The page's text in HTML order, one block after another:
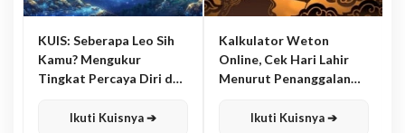
KUIS: Seberapa Leo Sih
Kamu? Mengukur
Tingkat Percaya Diri dan
Ikuti Kuisnya ➔
Kalkulator Weton
Online, Cek Hari Lahir
Menurut Penanggalan
Ikuti Kuisnya ➔